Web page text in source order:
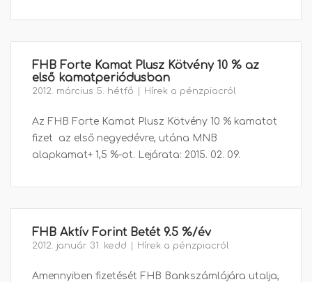
FHB Forte Kamat Plusz Kötvény 10 % az
első kamatperiódusban
2012. március 5. hétfő Hírek a pénzpiacról
Az FHB Forte Kamat Plusz Kötvény 10 % kamatot
fizet az első negyedévre, utána MNB
alapkamat+ 1,5 %-ot. Lejárata: 2015. 02. 09.
FHB Aktív Forint Betét 9.5 %/év
2012. január 31. kedd Hírek a pénzpiacról
Amennyiben fizetését FHB Bankszámlájára utalja,